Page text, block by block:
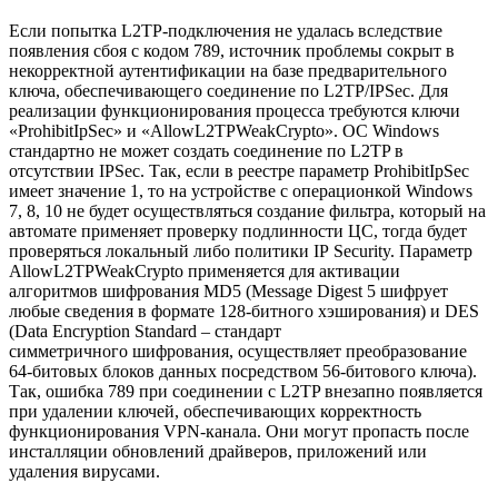
Если попытка L2TP-подключения не удалась вследствие
появления сбоя с кодом 789, источник проблемы сокрыт в
некорректной аутентификации на базе предварительного
ключа, обеспечивающего соединение по L2TP/IPSec. Для
реализации функционирования процесса требуются ключи
«ProhibitIpSec» и «AllowL2TPWeakCrypto». ОС Windows
стандартно не может создать соединение по L2TP в
отсутствии IPSec. Так, если в реестре параметр ProhibitIpSec
имеет значение 1, то на устройстве с операционкой Windows
7, 8, 10 не будет осуществляться создание фильтра, который на
автомате применяет проверку подлинности ЦС, тогда будет
проверяться локальный либо политики IP Security. Параметр
AllowL2TPWeakCrypto применяется для активации
алгоритмов шифрования MD5 (Message Digest 5 шифрует
любые сведения в формате 128-битного хэширования) и DES
(Data Encryption Standard – стандарт
симметричного шифрования, осуществляет преобразование
64-битовых блоков данных посредством 56-битового ключа).
Так, ошибка 789 при соединении с L2TP внезапно появляется
при удалении ключей, обеспечивающих корректность
функционирования VPN-канала. Они могут пропасть после
инсталляции обновлений драйверов, приложений или
удаления вирусами.